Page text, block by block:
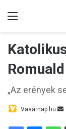
„Az erények
Vasárnap.hu